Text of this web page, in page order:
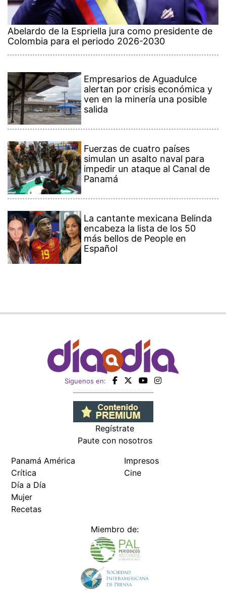
Abelardo de la Espriella jura como presidente de
Colombia para el periodo 2026-2030
Empresarios de Aguadulce
alertan por crisis económica y
ven en la minería una posible
salida
Fuerzas de cuatro países
simulan un asalto naval para
impedir un ataque al Canal de
Panamá
La cantante mexicana Belinda
encabeza la lista de los 50
más bellos de People en
Español
Siguenos en:
Regístrate
Paute con nosotros
Panamá América
Crítica
Día a Día
Mujer
Recetas
Impresos
Cine
Miembro de: